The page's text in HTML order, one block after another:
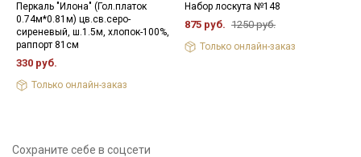
Перкаль "Илона" (Гол.платок
0.74м*0.81м) цв.св.серо-
сиреневый, ш.1.5м, хлопок-100%,
раппорт 81см
330 руб.
Только онлайн-заказ
Набор лоскута №148
875 руб. 1250 руб.
Только онлайн-заказ
Сохраните себе в соцсети